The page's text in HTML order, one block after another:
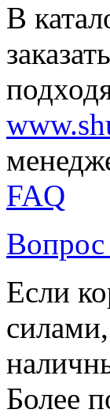
В
FAQ
Вопрос
Если
Более